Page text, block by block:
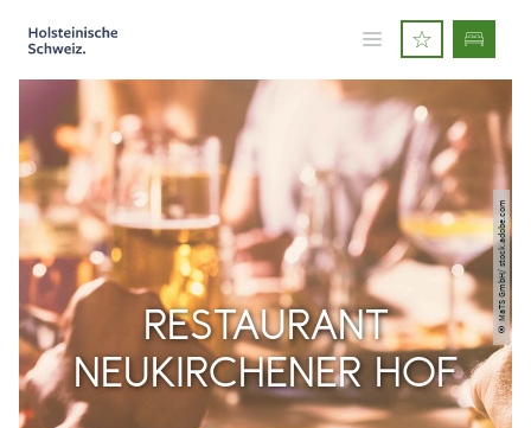
© MaTS GmbH/ stock.adobe.com
RESTAURANT
NEUKIRCHENER HOF